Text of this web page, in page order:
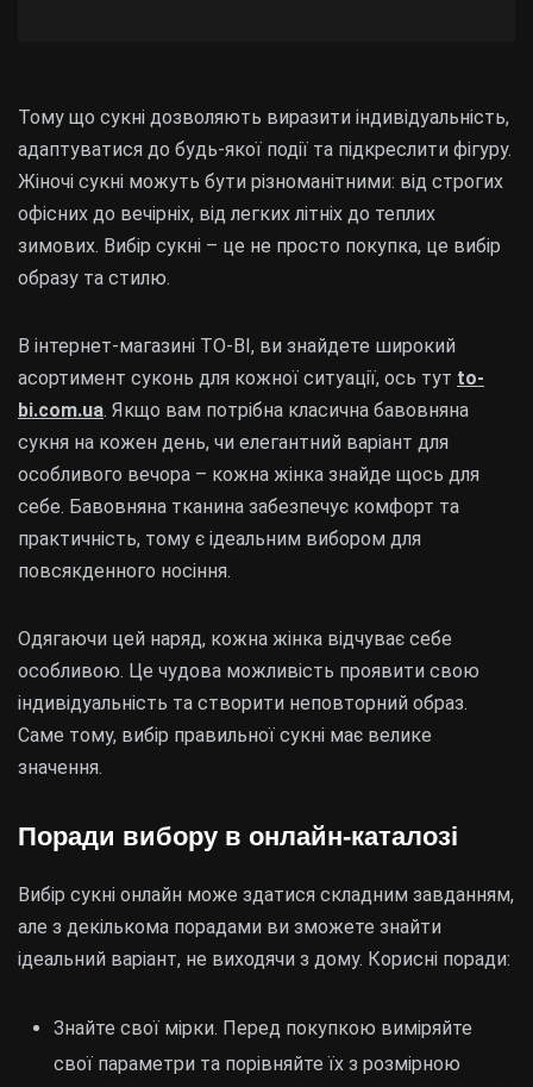
Тому що сукні дозволяють виразити індивідуальність,
адаптуватися до будь-якої події та підкреслити фігуру.
Жіночі сукні можуть бути різноманітними: від строгих
офісних до вечірніх, від легких літніх до теплих
зимових. Вибір сукні – це не просто покупка, це вибір
образу та стилю.
В інтернет-магазині TO-BI, ви знайдете широкий
асортимент суконь для кожної ситуації, ось тут to-
bi.com.ua. Якщо вам потрібна класична бавовняна
сукня на кожен день, чи елегантний варіант для
особливого вечора – кожна жінка знайде щось для
себе. Бавовняна тканина забезпечує комфорт та
практичність, тому є ідеальним вибором для
повсякденного носіння.
Одягаючи цей наряд, кожна жінка відчуває себе
особливою. Це чудова можливість проявити свою
індивідуальність та створити неповторний образ.
Саме тому, вибір правильної сукні має велике
значення.
Поради вибору в онлайн-каталозі
Вибір сукні онлайн може здатися складним завданням,
але з декількома порадами ви зможете знайти
ідеальний варіант, не виходячи з дому. Корисні поради:
Знайте свої мірки. Перед покупкою виміряйте
свої параметри та порівняйте їх з розмірною